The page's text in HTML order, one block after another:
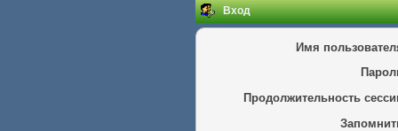
Вход
Имя
Продолжительность